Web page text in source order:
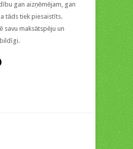
gan aizņēmējam, gan
tāds tiek piesaistīts.
savu maksātspēju un